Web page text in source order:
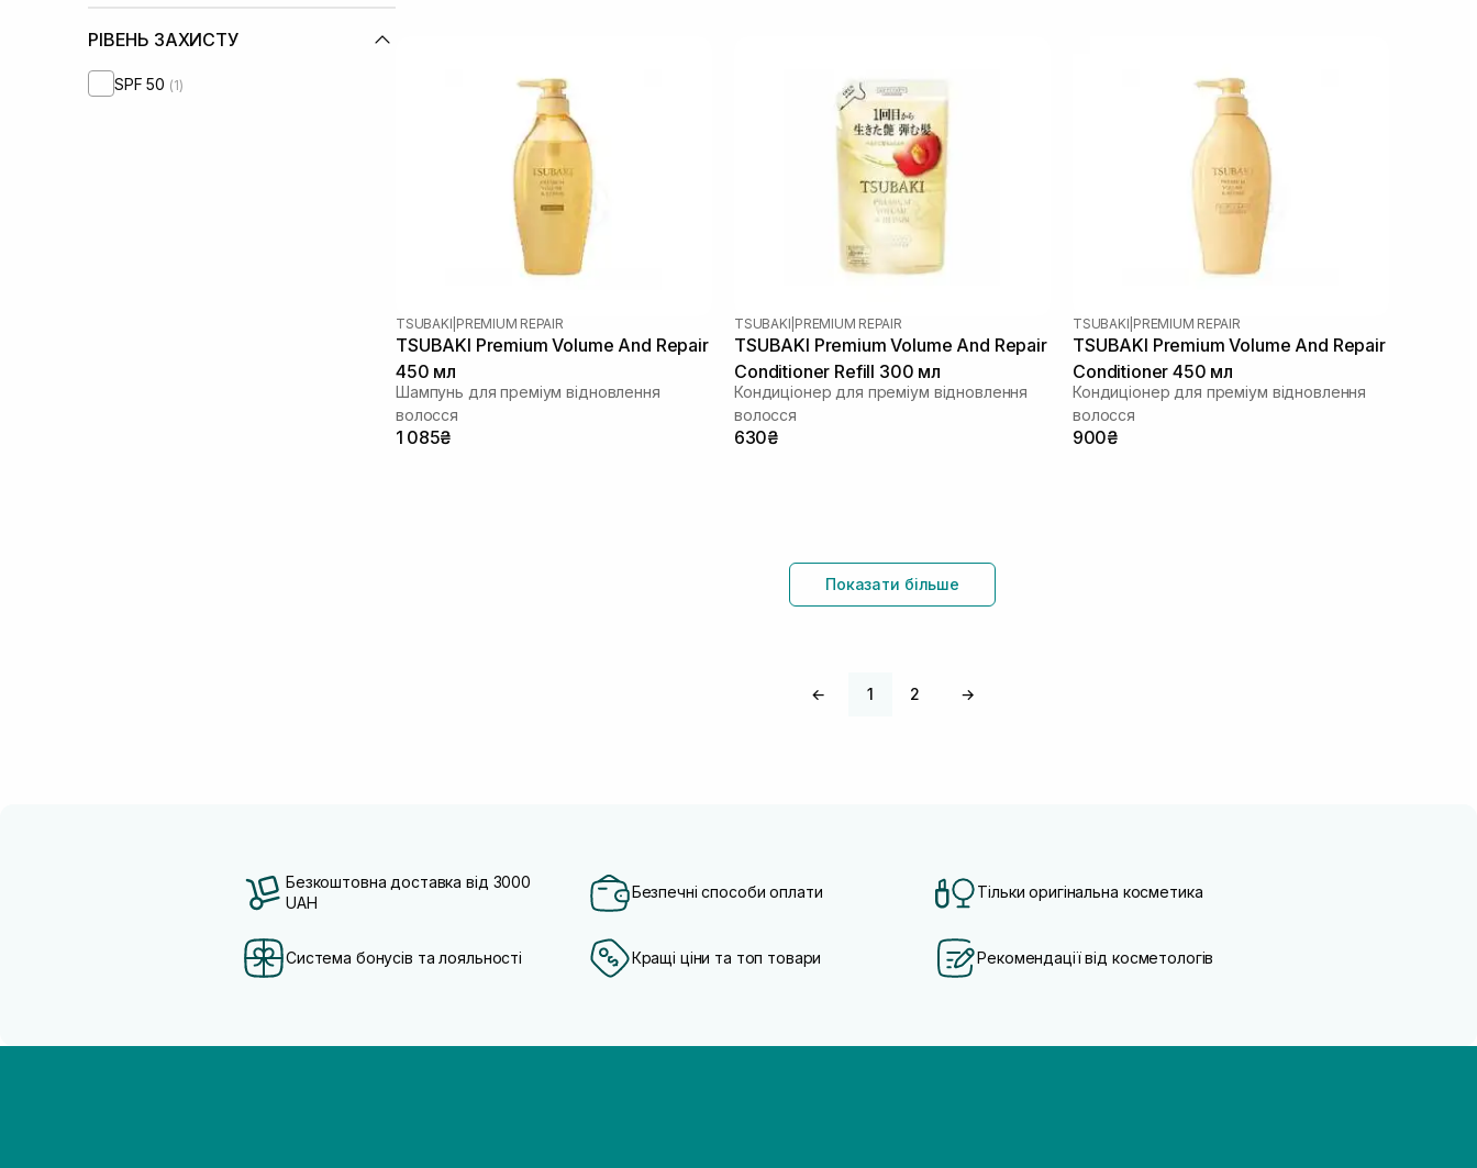
Олія лаванди (1)
Олія сої(1)
РІВЕНЬ ЗАХИСТУ
SPF 50 (1)
TSUBAKI PREMIUM REPAIR
TSUBAKI Premium Volume And Repair
450 мл
Шампунь для преміум відновлення
волосся
1 085₴
TSUBAKI PREMIUM REPAIR
TSUBAKI Premium Volume And Repair
Conditioner Refill 300 мл
Кондиціонер для преміум відновлення
волосся
630₴
TSUBAKI PREMIUM REPAIR
TSUBAKI Premium Volume And Repair
Conditioner 450 мл
Кондиціонер для преміум відновлення
волосся
900₴
Показати більше
← 1 2 →
Безкоштовна доставка від 3000
UAH
Безпечні способи оплати Тільки оригінальна косметика
Система бонусів та лояльності Кращі ціни та топ товари Рекомендації від косметологів